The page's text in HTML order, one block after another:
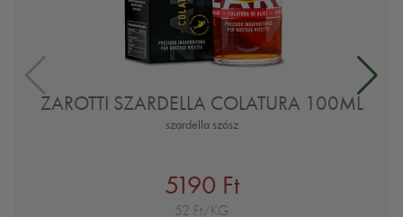
ZAROTTI SZARDELLA COLATURA 100ML
szardella szósz
5190 Ft
52 Ft/KG